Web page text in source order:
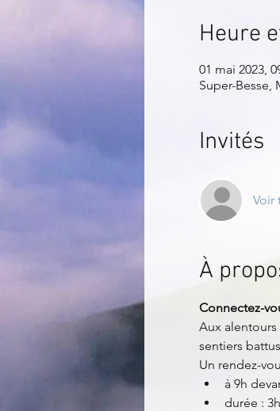
Heure
01 mai 2023,
Super-Besse,
Invités
Voir
À
Connectez-
Aux alentours
sentiers
Un rendez-
à 9h
durée : 3h